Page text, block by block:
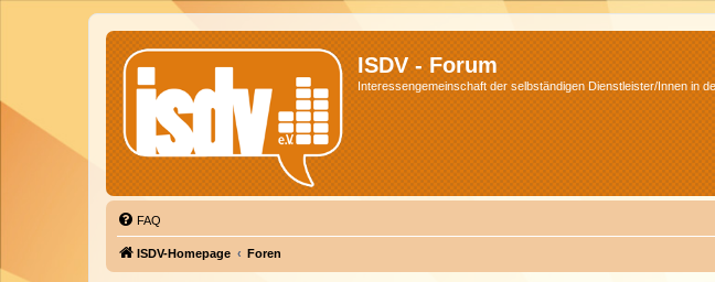
ISDV - Forum
Interessengemeinschaft der selbständigen Dienstleister/Innen in
FAQ
ISDV-Homepage Foren